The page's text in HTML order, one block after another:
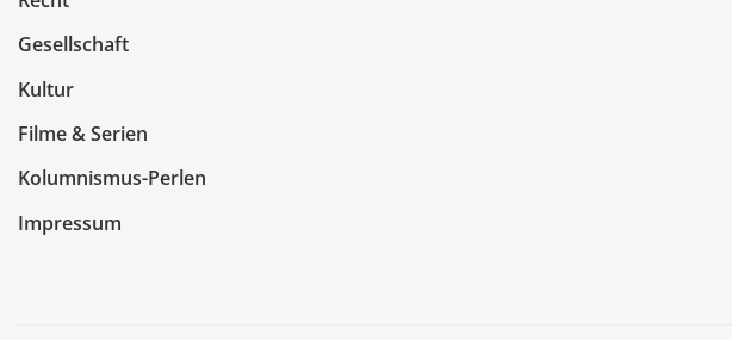
Gesellschaft
Kultur
Filme & Serien
Kolumnismus-Perlen
Impressum